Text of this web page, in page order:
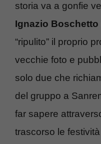
storia va a gonfie
Ignazio Boschetto
“ripulito” il proprio
vecchie foto e
solo due che
del gruppo a
far sapere
trascorso le